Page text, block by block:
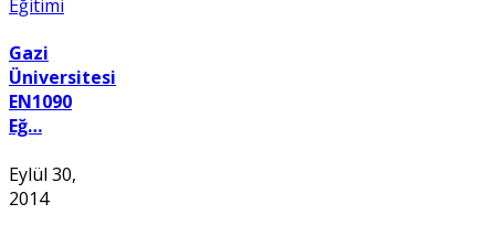
Gazi
Üniversitesi
EN1090
Eğ…
Eylül 30,
2014